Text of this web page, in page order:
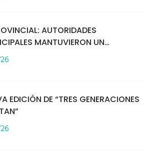
AUTORIDADES
MANTUVIERON UN
CON VECINOS POR LA
EDICIÓN DE “TRES GENERACIONES